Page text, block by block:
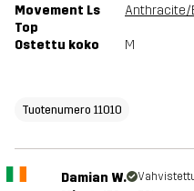
Movement Ls
Top
Ostettu koko M
Tuotenumero 11010
Damian W.